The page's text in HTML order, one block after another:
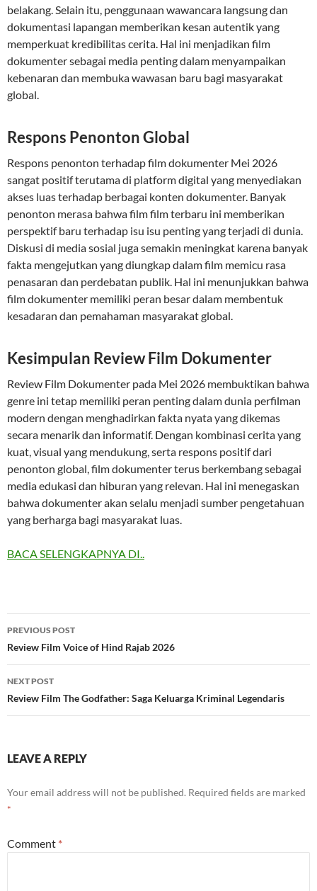
belakang. Selain itu, penggunaan wawancara langsung dan
dokumentasi lapangan memberikan kesan autentik yang
memperkuat kredibilitas cerita. Hal ini menjadikan film
dokumenter sebagai media penting dalam menyampaikan
kebenaran dan membuka wawasan baru bagi masyarakat
global.
Respons Penonton Global
Respons penonton terhadap film dokumenter Mei 2026
sangat positif terutama di platform digital yang menyediakan
akses luas terhadap berbagai konten dokumenter. Banyak
penonton merasa bahwa film film terbaru ini memberikan
perspektif baru terhadap isu isu penting yang terjadi di dunia.
Diskusi di media sosial juga semakin meningkat karena banyak
fakta mengejutkan yang diungkap dalam film memicu rasa
penasaran dan perdebatan publik. Hal ini menunjukkan bahwa
film dokumenter memiliki peran besar dalam membentuk
kesadaran dan pemahaman masyarakat global.
Kesimpulan Review Film Dokumenter
Review Film Dokumenter pada Mei 2026 membuktikan bahwa
genre ini tetap memiliki peran penting dalam dunia perfilman
modern dengan menghadirkan fakta nyata yang dikemas
secara menarik dan informatif. Dengan kombinasi cerita yang
kuat, visual yang mendukung, serta respons positif dari
penonton global, film dokumenter terus berkembang sebagai
media edukasi dan hiburan yang relevan. Hal ini menegaskan
bahwa dokumenter akan selalu menjadi sumber pengetahuan
yang berharga bagi masyarakat luas.
BACA SELENGKAPNYA DI..
Post
navigation
PREVIOUS POST
Review Film Voice of Hind Rajab 2026
NEXT POST
Review Film The Godfather: Saga Keluarga Kriminal Legendaris
LEAVE A REPLY
Your email address will not be published. Required fields are marked
*
Comment *